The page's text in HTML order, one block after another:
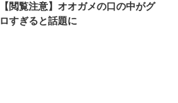
【閲覧注意】オオガメの口の中がグ
ロすぎると話題に